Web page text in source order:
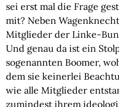
sei erst mal die Frage
mit? Neben
Mitglieder der Linke-
Und genau da ist ein
sogenannten Boomer,
dem sie keinerlei
wie alle Mitglieder
zumindest ihrem